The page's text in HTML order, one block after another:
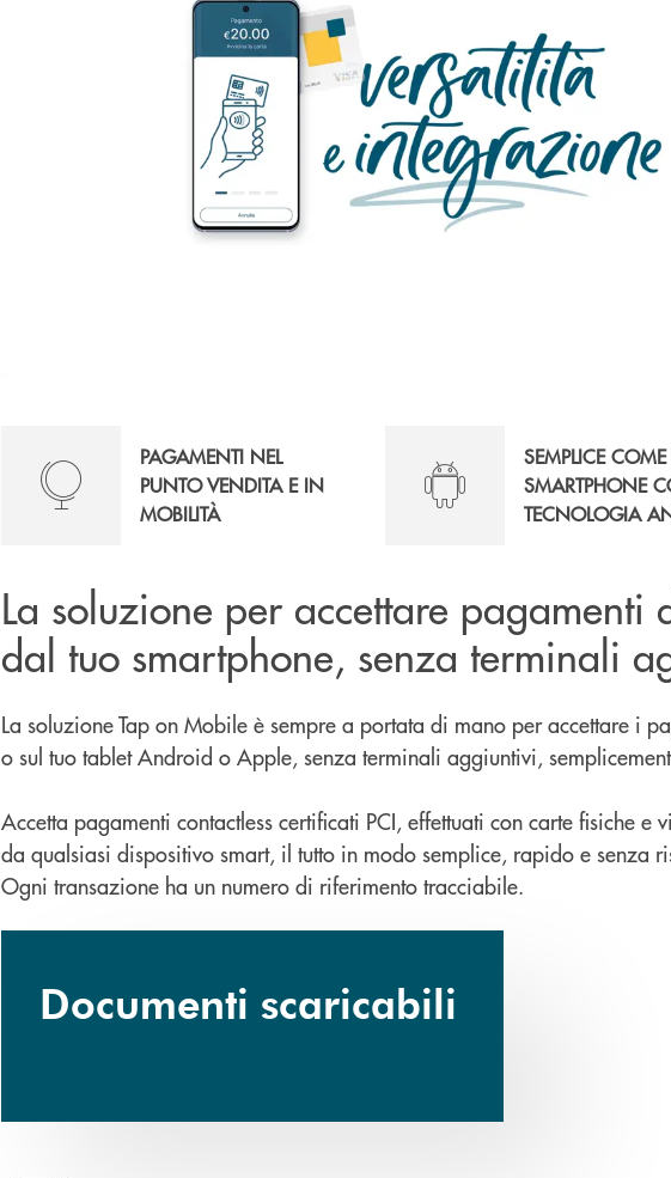
PAGAMENTI NEL
PUNTO VENDITA E IN
MOBILITÀ
SEMPLICE
SMARTPHONE
TECNOLOGIA
La soluzione per accettare pagamenti
dal tuo smartphone, senza terminali
La soluzione Tap on Mobile è sempre a portata di mano per accettare i
o sul tuo tablet Android o Apple, senza terminali aggiuntivi,
Accetta pagamenti contactless certificati PCI, effettuati con carte fisiche e
da qualsiasi dispositivo smart, il tutto in modo semplice, rapido e senza
Ogni transazione ha un numero di riferimento tracciabile.
Documenti scaricabili